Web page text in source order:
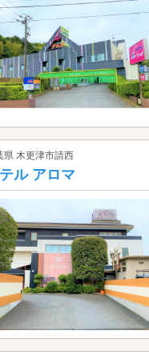
県 木更津市請西
ル アロマ